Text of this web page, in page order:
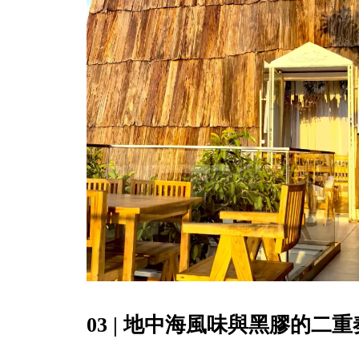
03 | 地中海風味與黑膠的二重